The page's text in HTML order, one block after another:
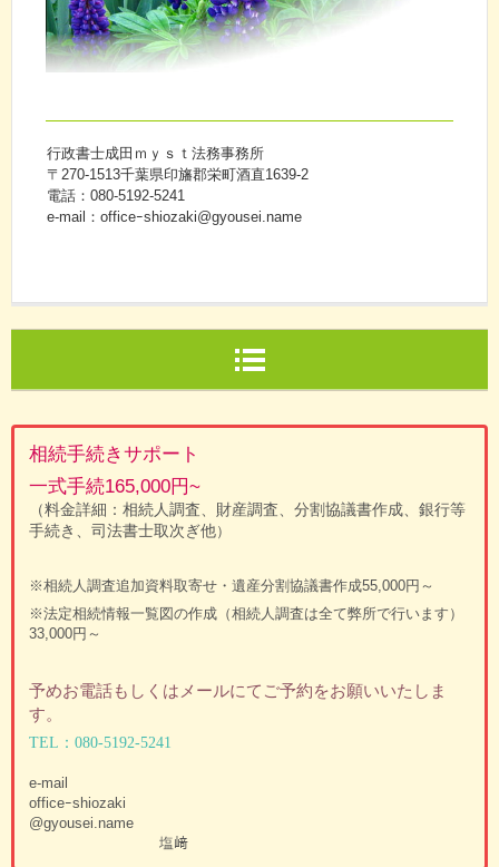
行政書士成田ｍｙｓｔ法務事務所
〒270-1513千葉県印旛郡栄町酒直1639-2
電話：080-5192-5241
e-mail：officeｰshiozaki@gyousei.name
相続手続きサポート
一式手続165,000円~
（料金詳細：相続人調査、財産調査、分割協議書作成、銀行等
手続き、司法書士取次ぎ他）
※相続人調査追加資料取寄せ・遺産分割協議書作成55,000円～
※法定相続情報一覧図の作成（相続人調査は全て弊所で行います）
33,000円～
予めお電話もしくはメールにてご予約をお願いいたしま
す。
TEL：080-5192-5241
e-mail
officeｰshiozaki
@gyousei.name
塩﨑